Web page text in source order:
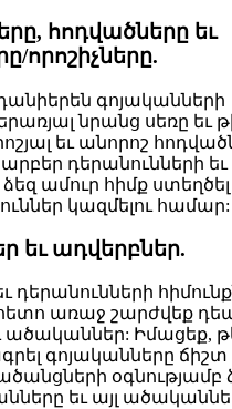
հոդվածները եւ
որոշիչները.
գոյականների
նրանց սեռը եւ
եւ անորոշ
դերանունների եւ
ամուր հիմք
կազմելու համար:
եւ ադվերբներ.
դերանունների
առաջ շարժվեք
Իմացեք,
գոյականները ճիշտ
օգնությամբ
եւ այլ